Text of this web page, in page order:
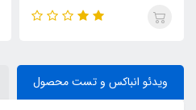
ویدئو انباکس و تست محصول